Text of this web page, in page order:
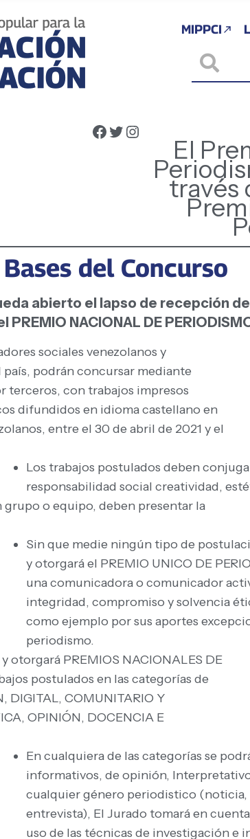
MIPPCI
El
través
Bases del Concurso
abierto el lapso de recepción
NACIONAL DE
sociales venezolanos y
podrán concursar mediante
terceros, con trabajos impresos
difundidos en idioma castellano en
entre el 30 de abril de 2021 y el
Los trabajos postulados deben
responsabilidad social creatividad,
o equipo, deben presentar la
Sin que medie ningún tipo de
y otorgará el PREMIO UNICO DE
una comunicadora o comunicador
integridad, compromiso y solvencia
como ejemplo por sus aportes
periodismo.
otorgará PREMIOS NACIONALES DE
postulados en las categorías de
DIGITAL, COMUNITARIO Y
OPINIÓN, DOCENCIA E
En cualquiera de las categorías se
informativos, de opinión,
cualquier género periodistico (noticia,
entrevista), El Jurado tomará en
uso de las técnicas de investigación e